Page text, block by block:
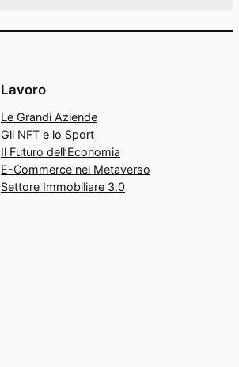
Lavoro
Le Grandi Aziende
Gli NFT e lo Sport
Il Futuro dell’Economia
E-Commerce nel Metaverso
Settore Immobiliare 3.0